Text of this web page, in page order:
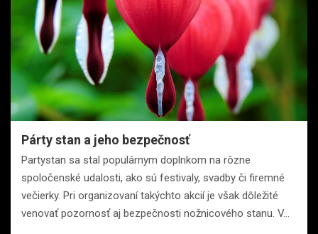
Párty stan a jeho bezpečnosť
Partystan sa stal populárnym doplnkom na rôzne
spoločenské udalosti, ako sú festivaly, svadby či firemné
večierky. Pri organizovaní takýchto akcií je však dôležité
venovať pozornosť aj bezpečnosti nožnicového stanu. V…